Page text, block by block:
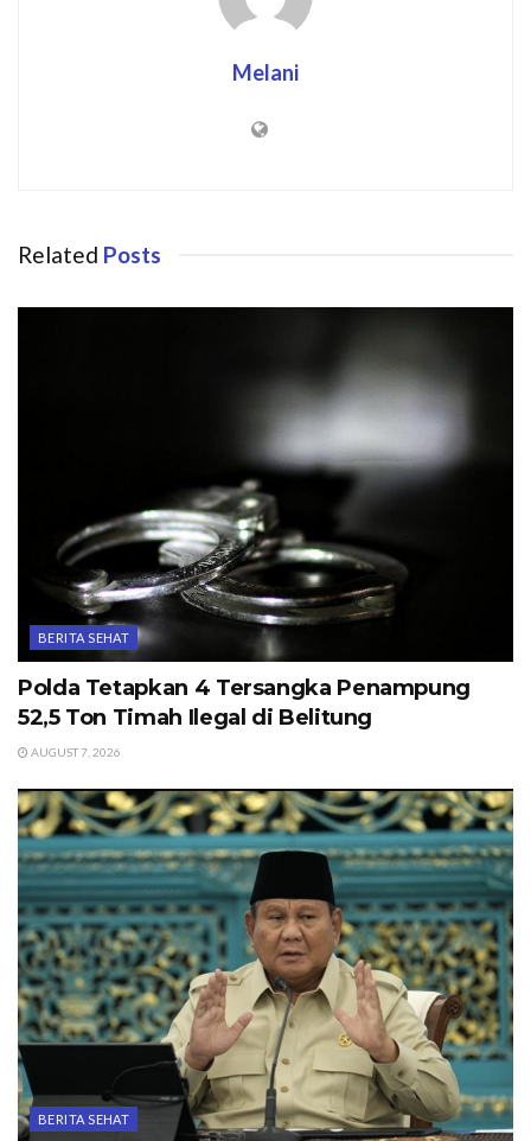
Melani
Related Posts
BERITA SEHAT
Polda Tetapkan 4 Tersangka Penampung
52,5 Ton Timah Ilegal di Belitung
AUGUST 7, 2026
BERITA SEHAT